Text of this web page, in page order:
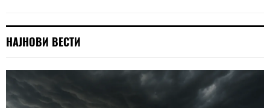
НАЈНОВИ ВЕСТИ